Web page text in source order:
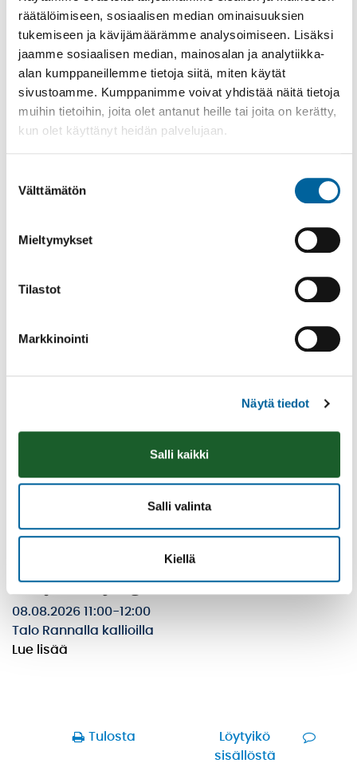
räätälöimiseen, sosiaalisen median ominaisuuksien
tukemiseen ja kävijämäärämme analysoimiseen. Lisäksi
jaamme sosiaalisen median, mainosalan ja analytiikka-
alan kumppaneillemme tietoja siitä, miten käytät
sivustoamme. Kumppanimme voivat yhdistää näitä tietoja
muihin tietoihin, joita olet antanut heille tai joita on kerätty,
kun olet käyttänyt heidän palvelujaan.
valinta
Välttämätön
Mieltymykset
Tilastot
Markkinointi
Näytä tiedot
Salli kaikki
Salli valinta
Kiellä
08.08.2026 10:00
Räsymattojooga
08.08.2026 11:00-12:00
Talo Rannalla kallioilla
Lue lisää
Tulosta
Löytyikö
sisällöstä